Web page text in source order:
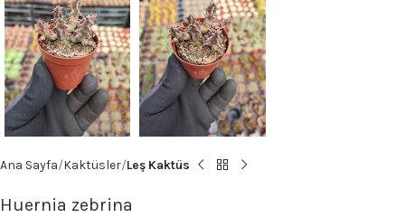
Ana Sayfa Kaktüsler Leş Kaktüs
Huernia zebrina